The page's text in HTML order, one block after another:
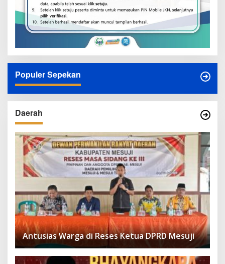
Populer Sepekan
Daerah
Antusias Warga di Reses Ketua DPRD Mesuji